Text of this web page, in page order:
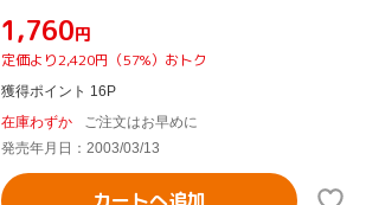
¥1,760円
定価より2,420円（57%）おトク
獲得ポイント 16P
在庫わずか
ご注文はお早めに
発売年月日：2003/03/13